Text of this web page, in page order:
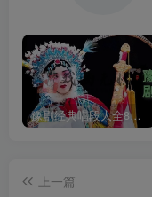
豫剧经典唱段大全850首mp3打包戏曲下载
上一篇